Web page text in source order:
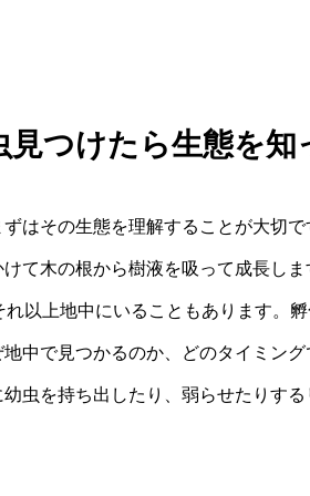
見つけたら生態を知
はその生態を理解することが大切
て木の根から樹液を吸って成長し
以上地中にいることもあります。
中で見つかるのか、どのタイミン
虫を持ち出したり、弱らせたりする